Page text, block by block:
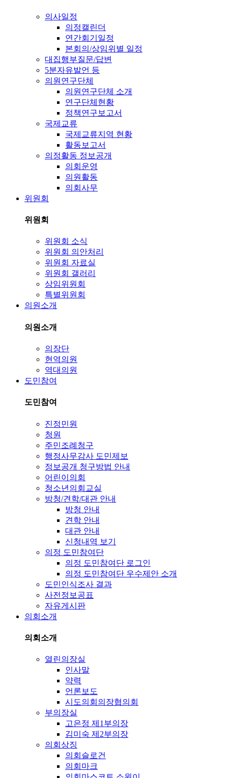
의사일정
의정캘린더
연간회기일정
본회의/상임위별 일정
대집행부질문/답변
5분자유발언 등
의원연구단체
의원연구단체 소개
연구단체현황
정책연구보고서
국제교류
국제교류지역 현황
활동보고서
의정활동 정보공개
의회운영
의원활동
의회사무
위원회
위원회
위원회 소식
위원회 의안처리
위원회 자료실
위원회 갤러리
상임위원회
특별위원회
의원소개
의원소개
의장단
현역의원
역대의원
도민참여
도민참여
진정민원
청원
주민조례청구
행정사무감사 도민제보
정보공개 청구방법 안내
어린이의회
청소년의회교실
방청/견학/대관 안내
방청 안내
견학 안내
대관 안내
신청내역 보기
의정 도민참여단
의정 도민참여단 로그인
의정 도민참여단 우수제안 소개
도민인식조사 결과
사전정보공표
자유게시판
의회소개
의회소개
열린의장실
인사말
약력
언론보도
시도의회의장협의회
부의장실
고은정 제1부의장
김미숙 제2부의장
의회상징
의회슬로건
의회마크